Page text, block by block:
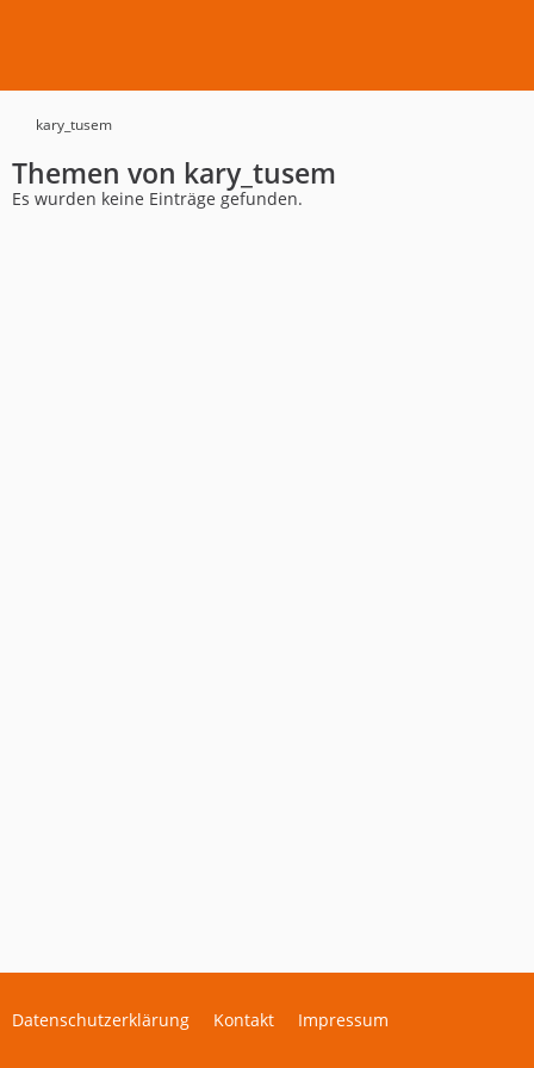
kary_tusem
Themen von kary_tusem
Es wurden keine Einträge gefunden.
Datenschutzerklärung Kontakt Impressum